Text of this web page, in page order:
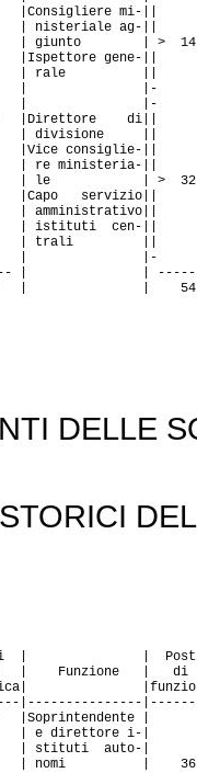
mi-||
ag-||
| > 14
||
||
|-
|-
di||
||
||
||
> 32
||
||
|-
|
| 54
DELLE
| |
Funzione | di
|---------------
|
i-|
|
| 36